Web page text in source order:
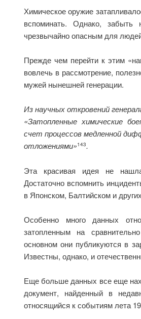
Химическое оружие
вспоминать. Однако,
чрезвычайно опасным для
Прежде чем перейти к этим
вовлечь в рассмотрение,
мужей нынешней генерации.
Из научных откровений
«Затопленные химические
счет процессов медленной
отложениями»143.
Эта красивая идея не
Достаточно вспомнить
в Японском, Балтийском и
Особенно много данных
затопленным на
основном они публикуются в
Известны, однако, и
Еще больше данных все еще
документ, найденный в
относящийся к событиям лета